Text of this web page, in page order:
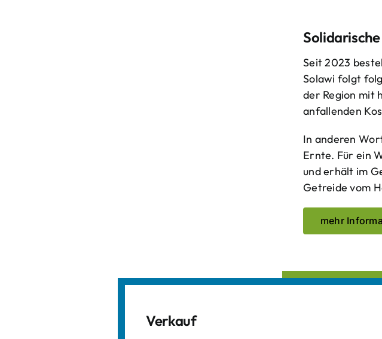
Seit 2023
Solawi folgt
der Region mit
anfallenden
In anderen
Ernte. Für ein
und erhält im
Getreide vom
mehr
Verkauf